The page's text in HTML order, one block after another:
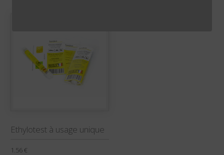
Ethylotest à usage unique
1.56 €